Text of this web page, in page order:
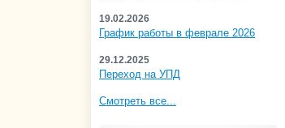
19.02.2026
График работы в феврале 2026
29.12.2025
Переход на УПД
Смотреть все...